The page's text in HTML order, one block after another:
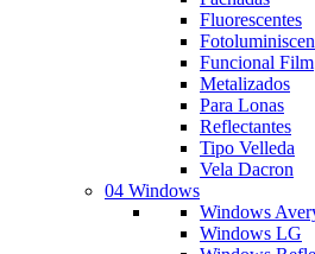
Fluorescentes
Funcional Film
Metalizados
Para Lonas
Reflectantes
Tipo Velleda
Vela Dacron
04 Windows
Windows
Windows LG